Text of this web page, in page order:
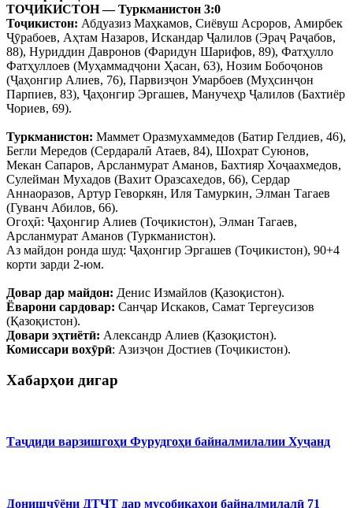
ТОҶИКИСТОН — Туркманистон 3:0
Тоҷикистон: Абдуазиз Маҳкамов, Сиёвуш Асроров, Амирбек
Ҷӯрабоев, Аҳтам Назаров, Искандар Ҷалилов (Эраҷ Раҷабов,
88), Нуриддин Давронов (Фаридун Шарифов, 89), Фатҳулло
Фатҳуллоев (Муҳаммадҷони Ҳасан, 63), Нозим Бобоҷонов
(Ҷаҳонгир Алиев, 76), Парвизҷон Умарбоев (Муҳсинҷон
Парпиев, 83), Ҷаҳонгир Эргашев, Манучеҳр Ҷалилов (Бахтиёр
Чориев, 69).
Туркманистон: Маммет Оразмухаммедов (Батир Гелдиев, 46),
Бегли Мередов (Сердаралӣ Атаев, 84), Шохрат Суюнов,
Мекан Сапаров, Арсланмурат Аманов, Бахтияр Хоҷаахмедов,
Сулейман Мухадов (Вахит Оразсахедов, 66), Сердар
Аннаоразов, Артур Геворкян, Иля Тамуркин, Элман Тагаев
(Гуванч Абилов, 66).
Огоҳӣ: Ҷаҳонгир Алиев (Тоҷикистон), Элман Тагаев,
Арсланмурат Аманов (Туркманистон).
Аз майдон ронда шуд: Ҷаҳонгир Эргашев (Тоҷикистон), 90+4
корти зарди 2-юм.
Довар дар майдон: Денис Измайлов (Қазоқистон).
Ёварони сардовар: Санҷар Искаков, Самат Тергеусизов
(Қазоқистон).
Довари эҳтиётӣ: Александр Алиев (Қазоқистон).
Комиссари вохӯрӣ: Азизҷон Достиев (Тоҷикистон).
Хабарҳои дигар
Таҷдиди варзишгоҳи Фурудгоҳи байналмилалии Хуҷанд
Донишҷӯёни ДТҶТ дар мусобиқаҳои байналмилалӣ 71